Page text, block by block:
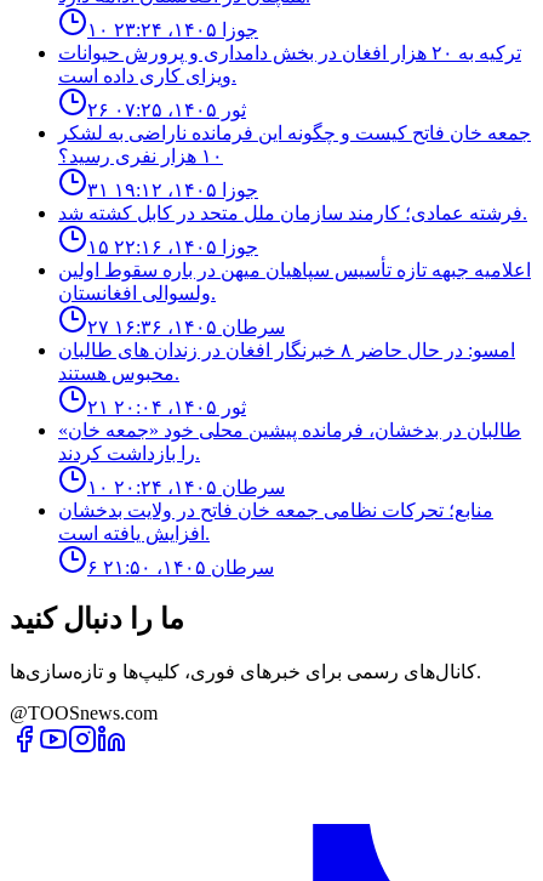
۱۰ جوزا ۱۴۰۵، ۲۳:۲۴
ترکیه به ۲۰ هزار افغان در بخش دامداری و پرورش حیوانات
ویزای کاری داده است.
۲۶ ثور ۱۴۰۵، ۰۷:۲۵
جمعه خان فاتح كيست و چگونه اين فرمانده ناراضى به لشكر
١٠ هزار نفرى رسيد؟
۳۱ جوزا ۱۴۰۵، ۱۹:۱۲
فرشته عمادى؛ كارمند سازمان ملل متحد در كابل كشته شد.
۱۵ جوزا ۱۴۰۵، ۲۲:۱۶
اعلاميه جبهه تازه تأسيس سپاهيان ميهن در باره سقوط اولين
ولسوالى افغانستان.
۲۷ سرطان ۱۴۰۵، ۱۶:۳۶
امسو: در حال حاضر ۸ خبرنگار افغان در زندان‌ های طالبان
محبوس هستند.
۲۱ ثور ۱۴۰۵، ۲۰:۰۴
طالبان در بدخشان، فرمانده پیشین محلی خود «جمعه خان»
را بازداشت کردند.
۱۰ سرطان ۱۴۰۵، ۲۰:۲۴
منابع؛ تحركات نظامى جمعه خان فاتح در ولايت بدخشان
افزايش يافته است.
۶ سرطان ۱۴۰۵، ۲۱:۵۰
ما را دنبال کنید
کانال‌های رسمی برای خبرهای فوری، کلیپ‌ها و تازه‌سازی‌ها.
@TOOSnews.com